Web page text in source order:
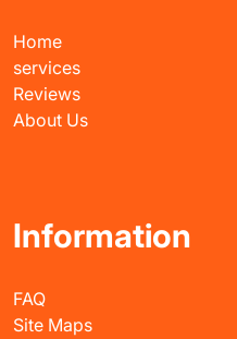
Home
services
Reviews
About Us
Information
FAQ
Site Maps